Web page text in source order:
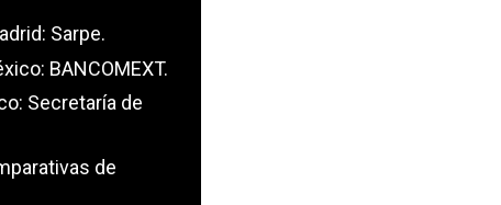
Sarpe.
BANCOMEXT.
Secretaría de
de